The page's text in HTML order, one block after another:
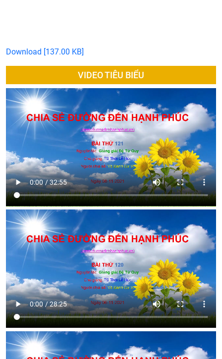
Download [137.00 KB]
VIDEO TIÊU BIỂU